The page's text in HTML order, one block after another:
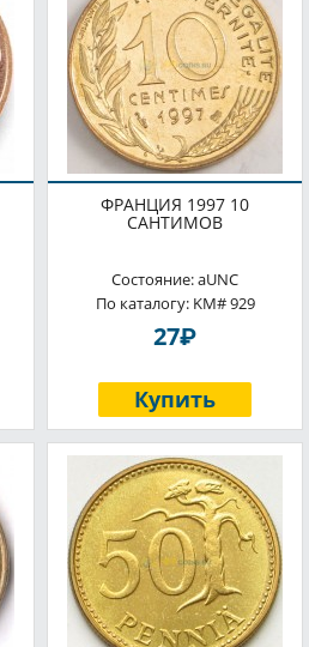
ФРАНЦИЯ 1997 10
САНТИМОВ
Состояние: aUNC
По каталогу: KM# 929
27P
Купить